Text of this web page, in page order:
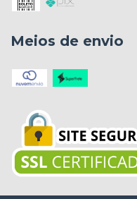
Meios de envio